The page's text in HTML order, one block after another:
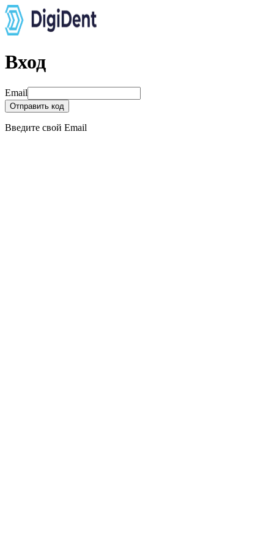
Вход
Email
Отправить код
Введите свой Email